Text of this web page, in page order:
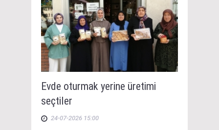
Evde oturmak yerine üretimi
seçtiler
24-07-2026 15:00